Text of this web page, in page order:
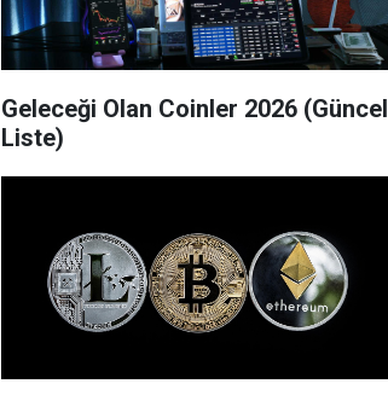
Geleceği Olan Coinler 2026 (Güncel
Liste)